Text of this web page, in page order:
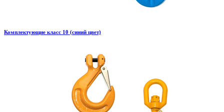
Комплектующие класс 10 (синий цвет)